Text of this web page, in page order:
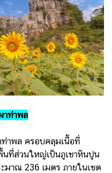
าท่าพล
ท่าพล ครอบคลุมเนื้อที่
ที่ส่วนใหญ่เป็นภูเขาหินปูน
มาณ 236 เมตร ภายในเขต